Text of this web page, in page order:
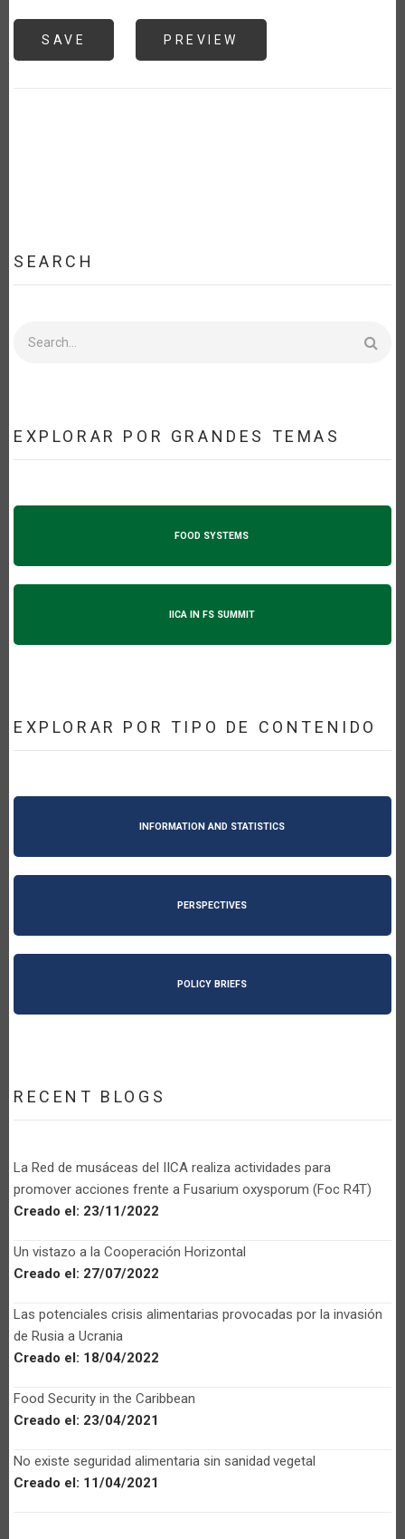
SEARCH
EXPLORAR POR GRANDES TEMAS
FOOD SYSTEMS
IICA IN FS SUMMIT
EXPLORAR POR TIPO DE CONTENIDO
INFORMATION AND STATISTICS
PERSPECTIVES
POLICY BRIEFS
RECENT BLOGS
La Red de musáceas del IICA realiza actividades para
promover acciones frente a Fusarium oxysporum (Foc R4T)
Creado el: 23/11/2022
Un vistazo a la Cooperación Horizontal
Creado el: 27/07/2022
Las potenciales crisis alimentarias provocadas por la invasión
de Rusia a Ucrania
Creado el: 18/04/2022
Food Security in the Caribbean
Creado el: 23/04/2021
No existe seguridad alimentaria sin sanidad vegetal
Creado el: 11/04/2021